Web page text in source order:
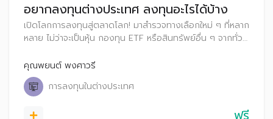
อยากลงทุนต่างประเทศ ลงทุนอะไรได้บ้าง
เปิดโลกการลงทุนสู่ตลาดโลก! มาสำรวจทางเลือกใหม่ ๆ ที่หลาก
หลาย ไม่ว่าจะเป็นหุ้น กองทุน ETF หรือสินทรัพย์อื่น ๆ จากทั่ว
พอร์ตลงทุนที่แข็งแกร่งและหลากหลาย พร้อมรับมือกับทุกความ
ท้าทายในตลาดโลก
คุณพยนต์ พงศาวรี
การลงทุนในต่างประเทศ
ฟรี